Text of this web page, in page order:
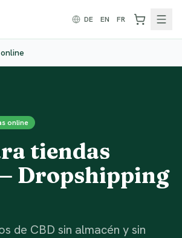
DE EN FR
online
tiendas
Dropshipping
de CBD sin almacén y sin